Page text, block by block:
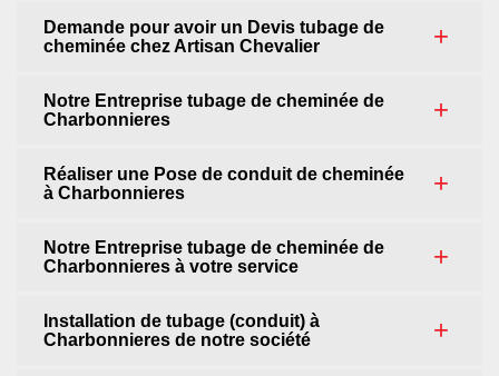
Demande pour avoir un Devis tubage de
cheminée chez Artisan Chevalier
Notre Entreprise tubage de cheminée de
Charbonnieres
Réaliser une Pose de conduit de cheminée
à Charbonnieres
Notre Entreprise tubage de cheminée de
Charbonnieres à votre service
Installation de tubage (conduit) à
Charbonnieres de notre société